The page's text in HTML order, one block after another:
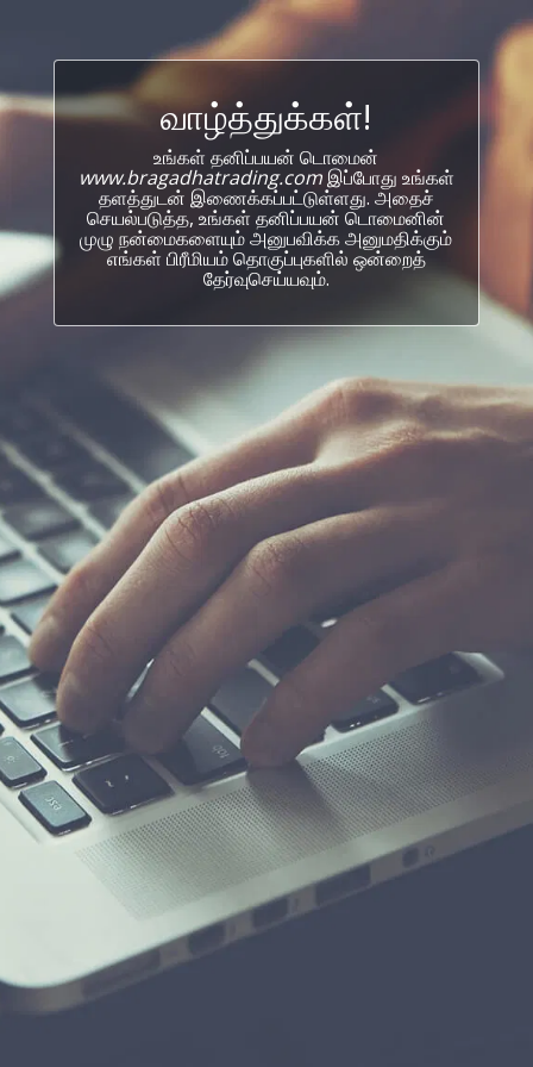
வாழ்த்துக்கள்!
உங்கள் தனிப்பயன் டொமைன்
www.bragadhatrading.comஇப்போது உங்கள்
தளத்துடன் இணைக்கப்பட்டுள்ளது. அதைச்
செயல்படுத்த, உங்கள் தனிப்பயன் டொமைனின்
முழு நன்மைகளையும் அனுபவிக்க அனுமதிக்கும்
எங்கள் பிரீமியம் தொகுப்புகளில் ஒன்றைத்
தேர்வுசெய்யவும்.